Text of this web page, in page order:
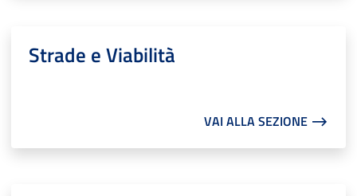
Strade e Viabilità
VAI ALLA SEZIONE ⟶